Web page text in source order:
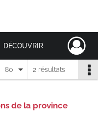
DÉCOUVRIR
2 résultats
80
de la province